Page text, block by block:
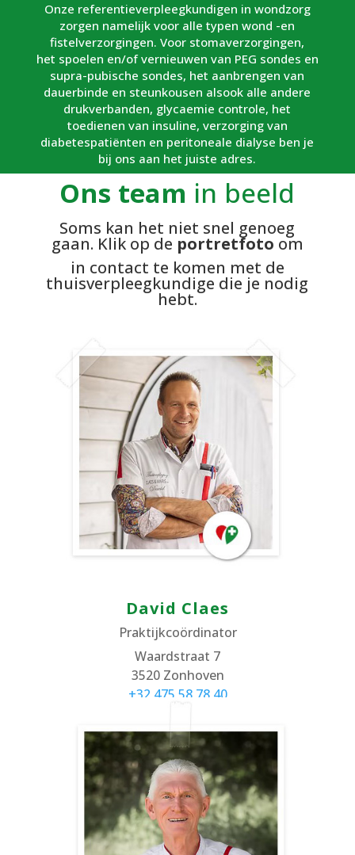
Onze referentieverpleegkundigen in wondzorg
zorgen namelijk voor alle typen wond -en
fistelverzorgingen. Voor stomaverzorgingen,
het spoelen en/of vernieuwen van PEG sondes en
supra-pubische sondes, het aanbrengen van
dauerbinde en steunkousen alsook alle andere
drukverbanden, glycaemie controle, het
toedienen van insuline, verzorging van
diabetespatiënten en peritoneale dialyse ben je
bij ons aan het juiste adres.
Ons team in beeld
Soms kan het niet snel genoeg
gaan. Klik op de portretfoto om
in contact te komen met de
thuisverpleegkundige die je nodig
hebt.
David Claes
Praktijkcoördinator
Waardstraat 7
3520 Zonhoven
+32 475 58 78 40